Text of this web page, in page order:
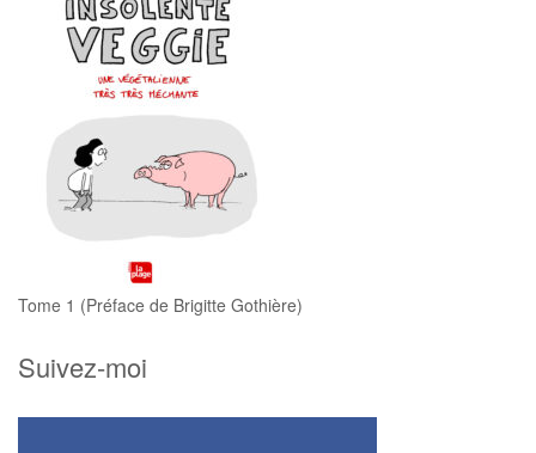
Tome 1 (Préface de Brigitte Gothière)
Suivez-moi